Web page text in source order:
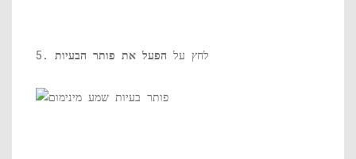
5. לחץ על הפעל את פותר הבעיות